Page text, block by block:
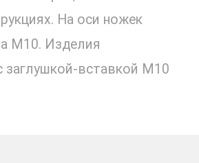
На оси ножек
М10. Изделия
заглушкой-вставкой М10